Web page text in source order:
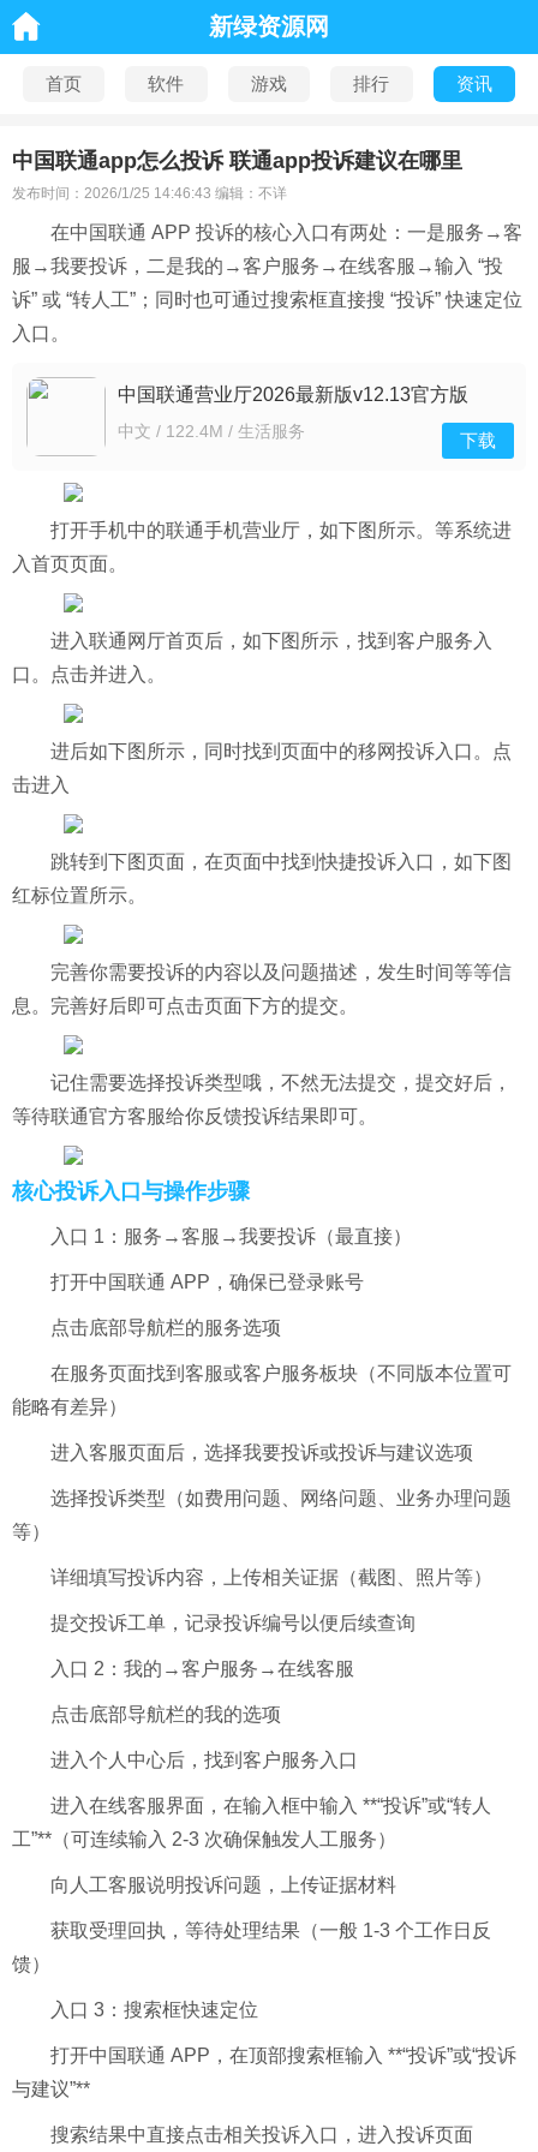
新绿资源网
首页 软件 游戏 排行 资讯
中国联通app怎么投诉 联通app投诉建议在哪里
发布时间：2026/1/25 14:46:43 编辑：不详
在中国联通 APP 投诉的核心入口有两处：一是服务→客
服→我要投诉，二是我的→客户服务→在线客服→输入 “投
诉” 或 “转人工”；同时也可通过搜索框直接搜 “投诉” 快速定位
入口。
中国联通营业厅2026最新版v12.13官方版
中文 / 122.4M / 生活服务 下载
打开手机中的联通手机营业厅，如下图所示。等系统进
入首页页面。
进入联通网厅首页后，如下图所示，找到客户服务入
口。点击并进入。
进后如下图所示，同时找到页面中的移网投诉入口。点
击进入
跳转到下图页面，在页面中找到快捷投诉入口，如下图
红标位置所示。
完善你需要投诉的内容以及问题描述，发生时间等等信
息。完善好后即可点击页面下方的提交。
记住需要选择投诉类型哦，不然无法提交，提交好后，
等待联通官方客服给你反馈投诉结果即可。
核心投诉入口与操作步骤
入口 1：服务→客服→我要投诉（最直接）
打开中国联通 APP，确保已登录账号
点击底部导航栏的服务选项
在服务页面找到客服或客户服务板块（不同版本位置可
能略有差异）
进入客服页面后，选择我要投诉或投诉与建议选项
选择投诉类型（如费用问题、网络问题、业务办理问题
等）
详细填写投诉内容，上传相关证据（截图、照片等）
提交投诉工单，记录投诉编号以便后续查询
入口 2：我的→客户服务→在线客服
点击底部导航栏的我的选项
进入个人中心后，找到客户服务入口
进入在线客服界面，在输入框中输入 **“投诉”或“转人
工”**（可连续输入 2-3 次确保触发人工服务）
向人工客服说明投诉问题，上传证据材料
获取受理回执，等待处理结果（一般 1-3 个工作日反
馈）
入口 3：搜索框快速定位
打开中国联通 APP，在顶部搜索框输入 **“投诉”或“投诉
与建议”**
搜索结果中直接点击相关投诉入口，进入投诉页面